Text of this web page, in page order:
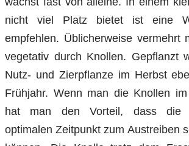
nicht viel Platz bietet ist eine
empfehlen. Üblicherweise vermehrt
vegetativ durch Knollen. Gepflanzt
Nutz- und Zierpflanze im Herbst
Frühjahr. Wenn man die Knollen
hat man den Vorteil, dass die
optimalen Zeitpunkt zum Austreiben